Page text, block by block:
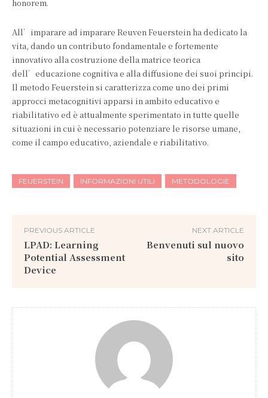
honorem.
All’imparare ad imparare Reuven Feuerstein ha dedicato la
vita, dando un contributo fondamentale e fortemente
innovativo alla costruzione della matrice teorica
dell’educazione cognitiva e alla diffusione dei suoi principi.
Il metodo Feuerstein si caratterizza come uno dei primi
approcci metacognitivi apparsi in ambito educativo e
riabilitativo ed è attualmente sperimentato in tutte quelle
situazioni in cui è necessario potenziare le risorse umane,
come il campo educativo, aziendale e riabilitativo.
FEUERSTEIN INFORMAZIONI UTILI METODOLOGIE
PREVIOUS ARTICLE
LPAD: Learning
Potential Assessment
Device
NEXT ARTICLE
Benvenuti sul nuovo
sito